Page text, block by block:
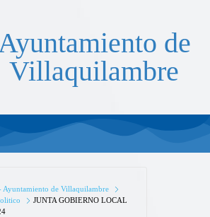
de
Villaquilambre
Ayuntamiento de Villaquilambre
JUNTA GOBIERNO LOCAL